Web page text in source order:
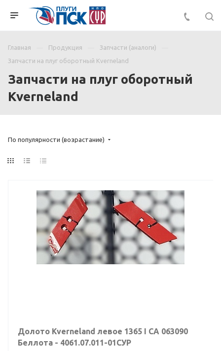
Главная Продукция
Запчасти (аналоги)
Запчасти на плуг оборотный Kverneland
Запчасти на плуг оборотный
Kverneland
По популярности (возрастание)
Долото Kverneland левое 1365 I CA 063090
Беллота - 4061.07.011-01СУР